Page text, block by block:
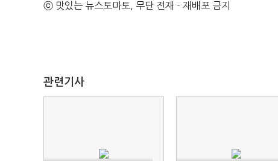
ⓒ 맛있는 뉴스토마토, 무단 전재 - 재배포 금지
관련기사